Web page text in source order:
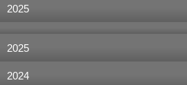
2025
2025
2024